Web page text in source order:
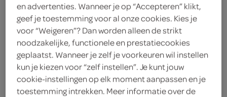
Let op: aanbiedingen zijn niet zichtbaar bij de
producten, maar worden wél automatisch
verwerkt in de winkelmand.
en advertenties. Wanneer je op “Accepteren” klikt,
geef je toestemming voor al onze cookies. Kies je
voor “Weigeren”? Dan worden alleen de strikt
noodzakelijke, functionele en prestatiecookies
geplaatst. Wanneer je zelf je voorkeuren wil instellen
kun je kiezen voor “zelf instellen”. Je kunt jouw
cookie-instellingen op elk moment aanpassen en je
toestemming intrekken. Meer informatie over de